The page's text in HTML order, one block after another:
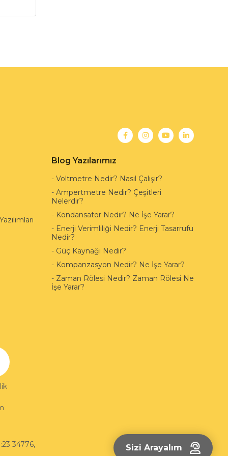
Blog Yazılarımız
- Voltmetre Nedir? Nasıl Çalışır?
- Ampertmetre Nedir? Çeşitleri
Nelerdir?
- Kondansatör Nedir? Ne İşe Yarar?
- Enerji Verimliliği Nedir? Enerji Tasarrufu
Nedir?
- Güç Kaynağı Nedir?
- Kompanzasyon Nedir? Ne İşe Yarar?
- Zaman Rölesi Nedir? Zaman Rölesi Ne
İşe Yarar?
34776, Sizi Arayalım